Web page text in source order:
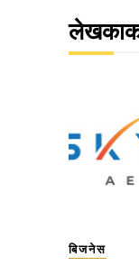
बिजनेस